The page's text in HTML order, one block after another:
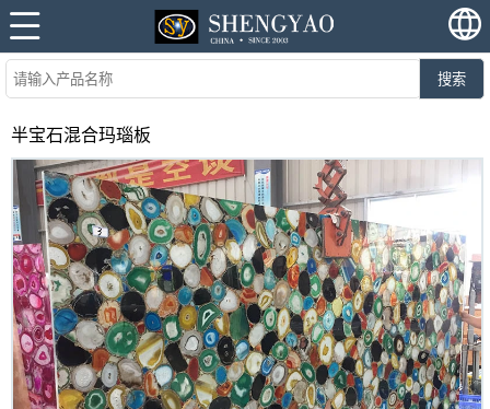
搜索
半宝石混合玛瑙板